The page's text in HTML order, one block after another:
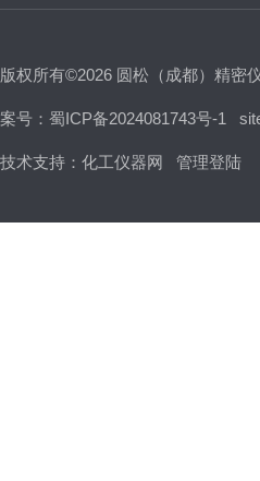
版权所有©2026 圆松（成都）精
案号：蜀ICP备2024081743号-1
技术支持： 化工仪器网 管理登陆